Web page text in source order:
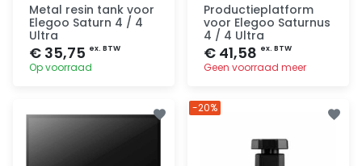
Metal resin tank voor
Elegoo Saturn 4 / 4
Ultra
€ 35,75 ex. BTW
Op voorraad
Productieplatform
voor Elegoo Saturnus
4 / 4 Ultra
€ 41,58 ex. BTW
Geen voorraad meer
-20%